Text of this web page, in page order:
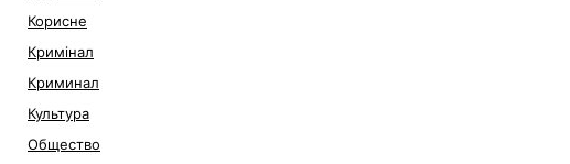
Корисне
Кримінал
Криминал
Культура
Общество